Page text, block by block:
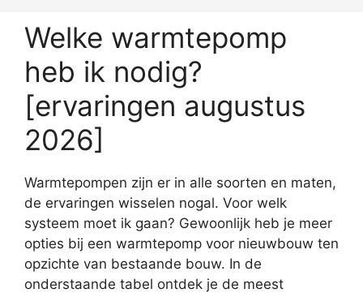
Welke warmtepomp
heb ik nodig?
[ervaringen augustus
2026]
Warmtepompen zijn er in alle soorten en maten,
de ervaringen wisselen nogal. Voor welk
systeem moet ik gaan? Gewoonlijk heb je meer
opties bij een warmtepomp voor nieuwbouw ten
opzichte van bestaande bouw. In de
onderstaande tabel ontdek je de meest